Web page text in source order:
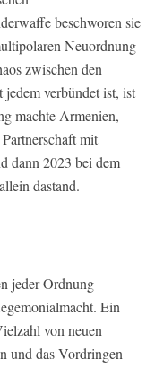
beschworen sie
Neuordnung
zwischen den
verbündet ist, ist
machte Armenien,
mit
dann 2023 bei dem
dastand.
jeder Ordnung
Ein
von neuen
und das Vordringen